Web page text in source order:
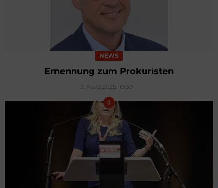
NEWS
Ernennung zum Prokuristen
3. März 2025, 15:39